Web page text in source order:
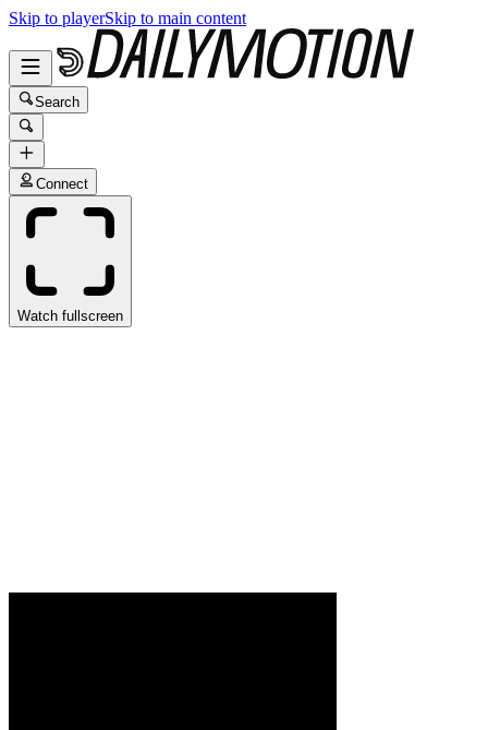
Skip to playerSkip to main content
Search
Connect
Watch fullscreen